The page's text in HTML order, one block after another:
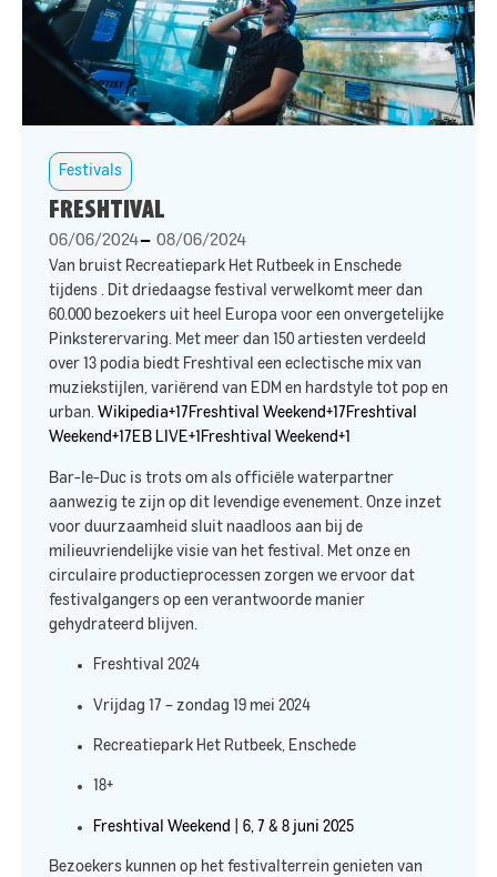
Festivals
FRESHTIVAL
06/06/2024 08/06/2024
Van bruist Recreatiepark Het Rutbeek in Enschede
tijdens . Dit driedaagse festival verwelkomt meer dan
60.000 bezoekers uit heel Europa voor een onvergetelijke
Pinksterervaring. Met meer dan 150 artiesten verdeeld
over 13 podia biedt Freshtival een eclectische mix van
muziekstijlen, variërend van EDM en hardstyle tot pop en
urban. ​ Wikipedia+17Freshtival Weekend+17Freshtival
Weekend+17 EB LIVE+1Freshtival Weekend+1
Bar-le-Duc is trots om als officiële waterpartner
aanwezig te zijn op dit levendige evenement. Onze inzet
voor duurzaamheid sluit naadloos aan bij de
milieuvriendelijke visie van het festival. Met onze en
circulaire productieprocessen zorgen we ervoor dat
festivalgangers op een verantwoorde manier
gehydrateerd blijven.​
Freshtival 2024
Vrijdag 17 – zondag 19 mei 2024
Recreatiepark Het Rutbeek, Enschede
18+
Freshtival Weekend | 6, 7 & 8 juni 2025
Bezoekers kunnen op het festivalterrein genieten van